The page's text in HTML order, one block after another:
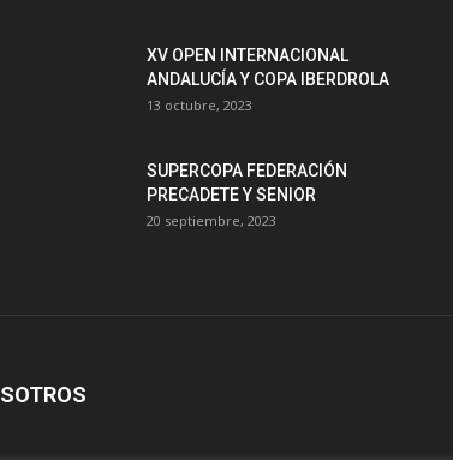
XV OPEN INTERNACIONAL
ANDALUCÍA Y COPA IBERDROLA
13 octubre, 2023
SUPERCOPA FEDERACIÓN
PRECADETE Y SENIOR
20 septiembre, 2023